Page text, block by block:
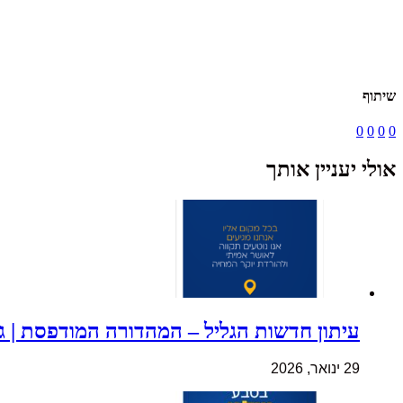
שיתוף
0
0
0
0
אולי יעניין אותך
עיתון חדשות הגליל – המהדורה המודפסת |
29 ינואר, 2026